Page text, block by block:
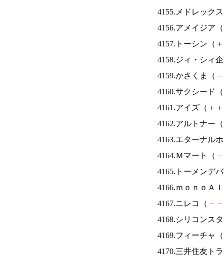
4155.メドレック
4156.アメイジア（
4157.トーシン（ ＋
4158.ジィ・シィ
4159.かさくま（ －
4160.サクシード（
4161.アイズ（ ＋ ＋
4162.アルトナー（
4163.エターナル
4164.Ｍマート（ －
4165.トーメンデ
4166.ｍｏｎｏＡ
4167.ニレコ（ － －
4168.シリコンス
4169.フィーチャ（
4170.三井住友ト